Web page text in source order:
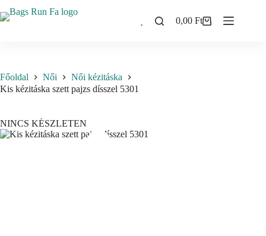
to
Shopping
0,00Ft
Főoldal Női
Női kézitáska
Kis kézitáska szett pajzs dísszel 5301
NINCS KÉSZLETEN